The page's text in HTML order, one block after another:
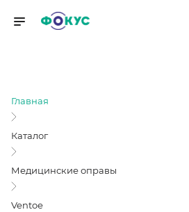
Главная
Каталог
Медицинские оправы
Ventoe